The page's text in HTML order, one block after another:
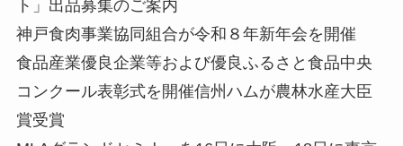
ト」出品募集のご案内
神戸食肉事業協同組合が令和８年新年会を開催
食品産業優良企業等および優良ふるさと食品中央
コンクール表彰式を開催信州ハムが農林水産大臣
賞受賞